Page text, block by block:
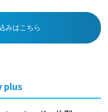
みはこちら
plus